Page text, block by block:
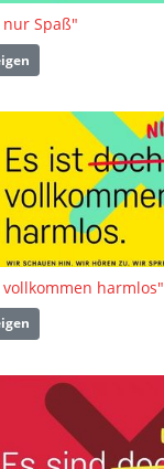
nur Spaß"
vollkommen harmlos"